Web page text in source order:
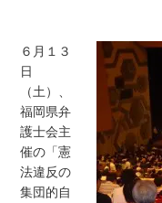
６月１３
日
（土）、
福岡県弁
護士会主
催の「憲
法違反の
集団的自